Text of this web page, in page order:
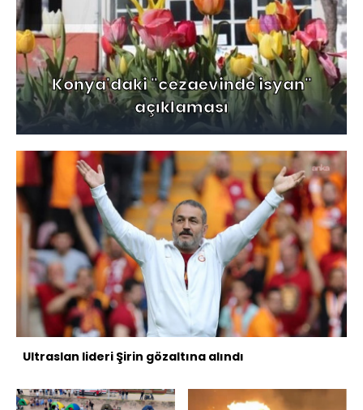
Konya'daki "cezaevinde isyan"
açıklaması
Ultraslan lideri Şirin gözaltına alındı